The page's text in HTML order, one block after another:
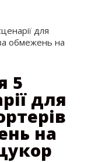
для
обмежень на
5
для
на